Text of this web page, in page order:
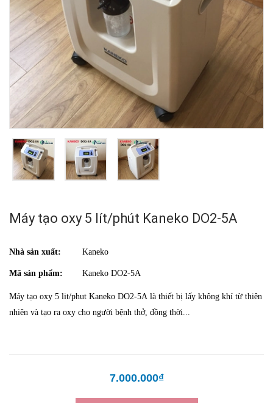
Máy tạo oxy 5 lít/phút Kaneko DO2-5A
Nhà sản xuất: Kaneko
Mã sản phẩm: Kaneko DO2-5A
Máy tạo oxy 5 lit/phut Kaneko DO2-5A là thiết bị lấy không khí từ thiên
nhiên và tạo ra oxy cho người bệnh thở, đồng thời...
7.000.000₫